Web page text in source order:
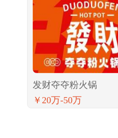
发财夺夺粉火锅
￥20万-50万